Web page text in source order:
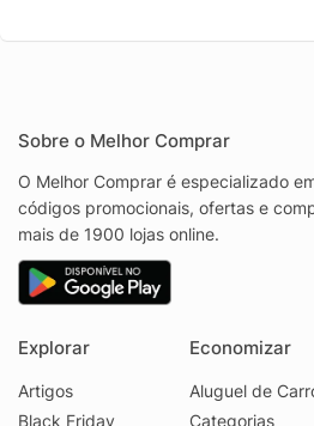
Sobre o Melhor Comprar
O Melhor Comprar é especializado
códigos promocionais, ofertas e
mais de 1900 lojas online.
Explorar
Artigos
Black Friday
Economizar
Aluguel de
Categorias